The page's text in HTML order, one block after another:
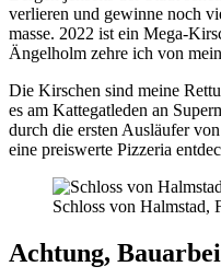
verlieren und gewinne noch
masse. 2022 ist ein Mega-
Ängelholm zehre ich von
Die Kirschen sind meine
es am Kattegatleden an
durch die ersten Ausläufer
eine preiswerte Pizzeria
Schloss von Halmstad,
Achtung,